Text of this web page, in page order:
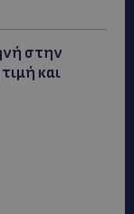
στην
και